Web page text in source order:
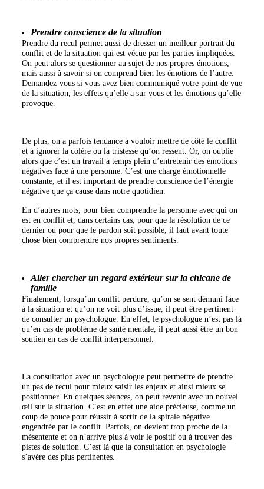
Prendre conscience de la situation
Prendre du recul permet aussi de dresser un meilleur portrait du
conflit et de la situation qui est vécue par les parties impliquées.
On peut alors se questionner au sujet de nos propres émotions,
mais aussi à savoir si on comprend bien les émotions de l’autre.
Demandez-vous si vous avez bien communiqué votre point de vue
de la situation, les effets qu’elle a sur vous et les émotions qu’elle
provoque.
De plus, on a parfois tendance à vouloir mettre de côté le conflit
et à ignorer la colère ou la tristesse qu’on ressent. Or, on oublie
alors que c’est un travail à temps plein d’entretenir des émotions
négatives face à une personne. C’est une charge émotionnelle
constante, et il est important de prendre conscience de l’énergie
négative que ça cause dans notre quotidien.
En d’autres mots, pour bien comprendre la personne avec qui on
est en conflit et, dans certains cas, pour que la résolution de ce
dernier ou pour que le pardon soit possible, il faut avant toute
chose bien comprendre nos propres sentiments.
Aller chercher un regard extérieur sur la chicane de
famille
Finalement, lorsqu’un conflit perdure, qu’on se sent démuni face
à la situation et qu’on ne voit plus d’issue, il peut être pertinent
de consulter un psychologue. En effet, le psychologue n’est pas là
qu’en cas de problème de santé mentale, il peut aussi être un bon
soutien en cas de conflit interpersonnel.
La consultation avec un psychologue peut permettre de prendre
un pas de recul pour mieux saisir les enjeux et ainsi mieux se
positionner. En quelques séances, on peut revenir avec un nouvel
œil sur la situation. C’est en effet une aide précieuse, comme un
coup de pouce pour réussir à sortir de la spirale négative
engendrée par le conflit. Parfois, on devient trop proche de la
mésentente et on n’arrive plus à voir le positif ou à trouver des
pistes de solution. C’est là que la consultation en psychologie
s’avère des plus pertinentes.